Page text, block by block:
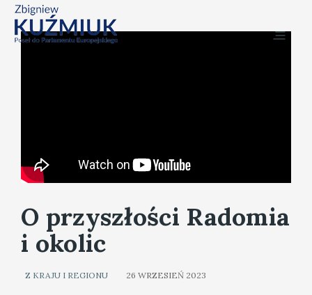
O przyszłości Radomia
i okolic
Z KRAJU I REGIONU 26 WRZESIEŃ 2023